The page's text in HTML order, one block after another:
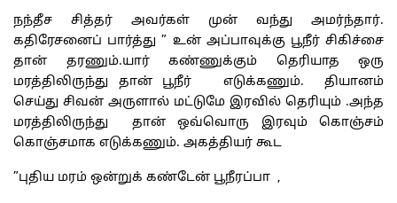
நந்தீச சித்தர் அவர்கள் முன் வந்து அமர்ந்தார்.
கதிரேசனைப் பார்த்து ” உன் அப்பாவுக்கு பூநீர் சிகிச்சை
தான் தரணும்.யார் கண்ணுக்கும் தெரியாத ஒரு
மரத்திலிருந்து தான் பூநீர் எடுக்கணும். தியானம்
செய்து சிவன் அருளால் மட்டுமே இரவில் தெரியும் .அந்த
மரத்திலிருந்து தான் ஒவ்வொரு இரவும் கொஞ்சம்
கொஞ்சமாக எடுக்கணும். அகத்தியர் கூட
”புதிய மரம் ஒன்றுக் கண்டேன் பூநீரப்பா ,